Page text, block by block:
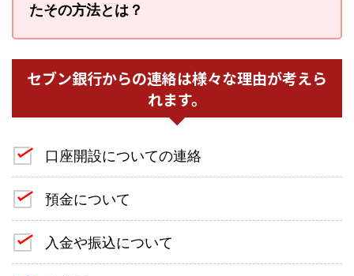
たその方法とは？
セブン銀行からの連絡は様々な理由が考えら
れます。
口座開設についての連絡
預金について
入金や振込について